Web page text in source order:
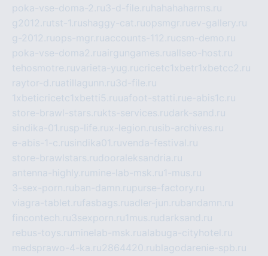
poka-vse-doma-2.ru3-d-file.ru hahahaharms.ru
g2012.rutst-1.rushaggy-cat.ruopsmgr.ruev-gallery.ru
g-2012.ruops-mgr.ruaccounts-112.rucsm-demo.ru
poka-vse-doma2.ruairgungames.ruallseo-host.ru
tehosmotre.ruvarieta-yug.rucricetc1xbetr1xbetcc2.ru
raytor-d.ruatillagunn.ru3d-file.ru
1xbeticricetc1xbetti5.ruuafoot-statti.rue-abis1c.ru
store-brawl-stars.rukts-services.rudark-sand.ru
sindika-01.rusp-life.rux-legion.rusib-archives.ru
e-abis-1-c.rusindika01.ruvenda-festival.ru
store-brawlstars.rudooraleksandria.ru
antenna-highly.ru mine-lab-msk.ru1-mus.ru
3-sex-porn.ruban-damn.rupurse-factory.ru
viagra-tablet.rufasbags.ruadler-jun.rubandamn.ru
fincontech.ru3sexporn.ru1mus.rudarksand.ru
rebus-toys.ru minelab-msk.rualabuga-cityhotel.ru
medsprawo-4-ka.ru2864420.rublagodarenie-spb.ru